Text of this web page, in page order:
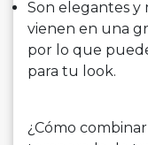
Son elegantes y
vienen en una
por lo que
para tu look.
¿Cómo